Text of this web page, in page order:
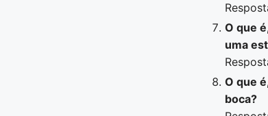
O que
uma
O que
boca?